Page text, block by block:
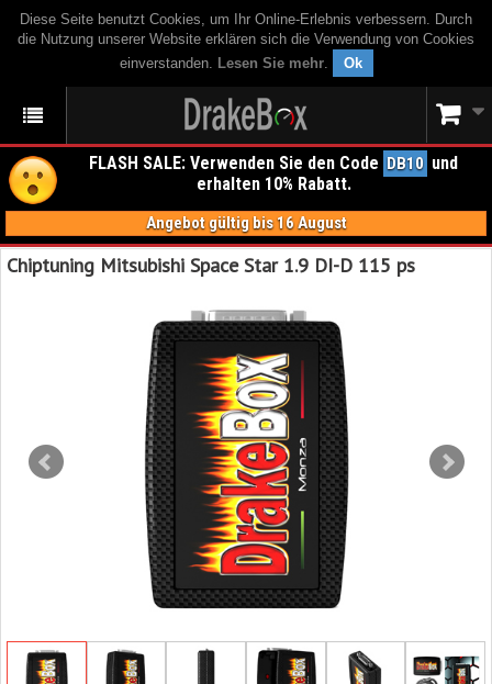
Diese Seite benutzt Cookies, um Ihr Online-Erlebnis verbessern. Durch
die Nutzung unserer Website erklären sich die Verwendung von Cookies
einverstanden. Lesen Sie mehr. Ok
FLASH SALE: Verwenden Sie den Code DB10 und
erhalten 10% Rabatt.
Angebot gültig bis 16 August
Chiptuning Mitsubishi Space Star 1.9 DI-D 115 ps